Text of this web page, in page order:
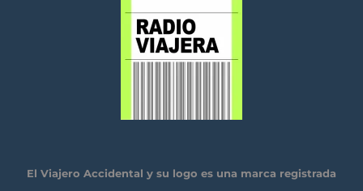
El Viajero Accidental y su logo es una marca registrada